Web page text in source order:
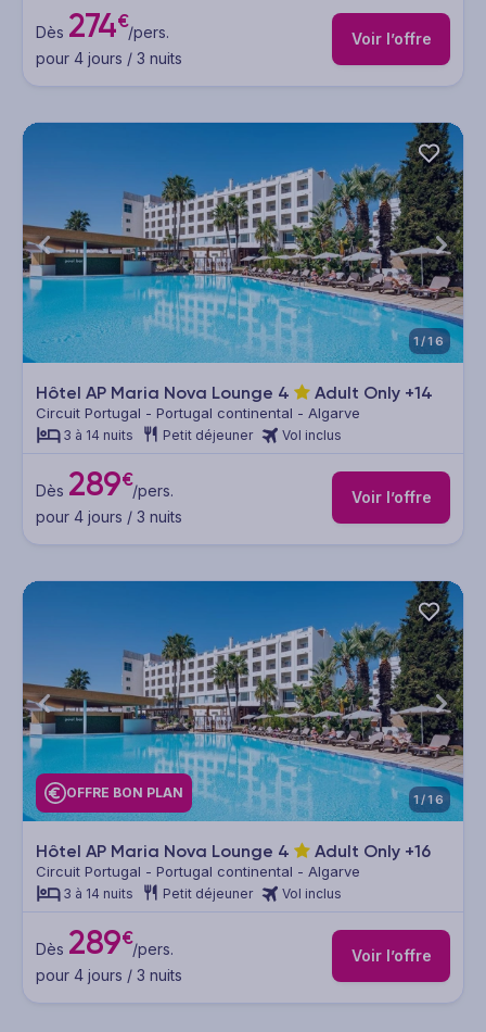
Dès 274€/pers.
pour 4 jours / 3 nuits
Voir l’offre
1/16
Hôtel AP Maria Nova Lounge 4 Adult Only +14
Circuit Portugal - Portugal continental - Algarve
3 à 14 nuits Petit déjeuner Vol inclus
Dès 289€/pers.
pour 4 jours / 3 nuits
Voir l’offre
OFFRE BON PLAN 1/16
Hôtel AP Maria Nova Lounge 4 Adult Only +16
Circuit Portugal - Portugal continental - Algarve
3 à 14 nuits Petit déjeuner Vol inclus
Dès 289€/pers.
pour 4 jours / 3 nuits
Voir l’offre